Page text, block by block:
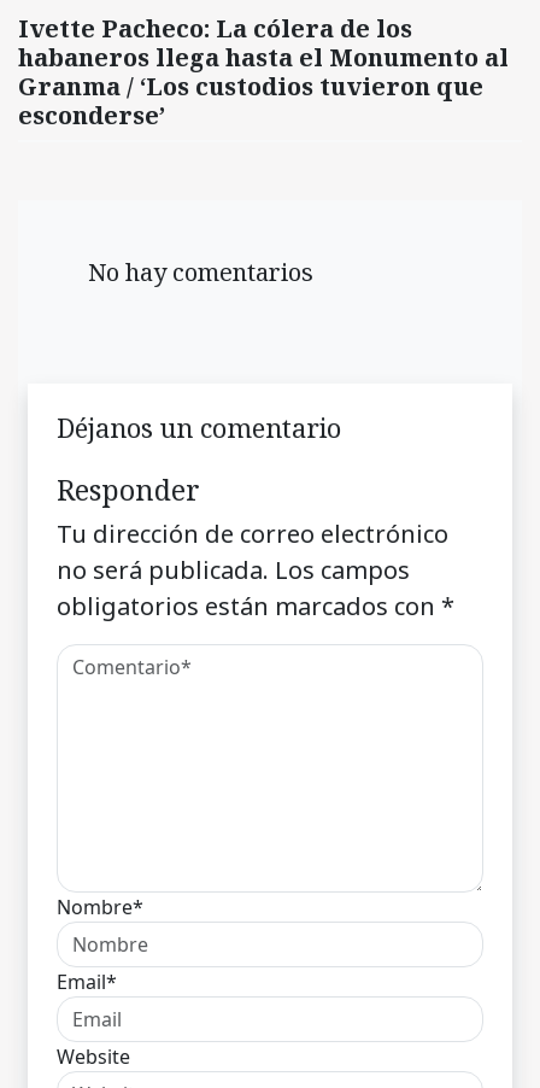
Ivette Pacheco: La cólera de los
habaneros llega hasta el Monumento al
Granma / ‘Los custodios tuvieron que
esconderse’
No hay comentarios
Déjanos un comentario
Responder
Tu dirección de correo electrónico
no será publicada. Los campos
obligatorios están marcados con *
Nombre*
Email*
Website